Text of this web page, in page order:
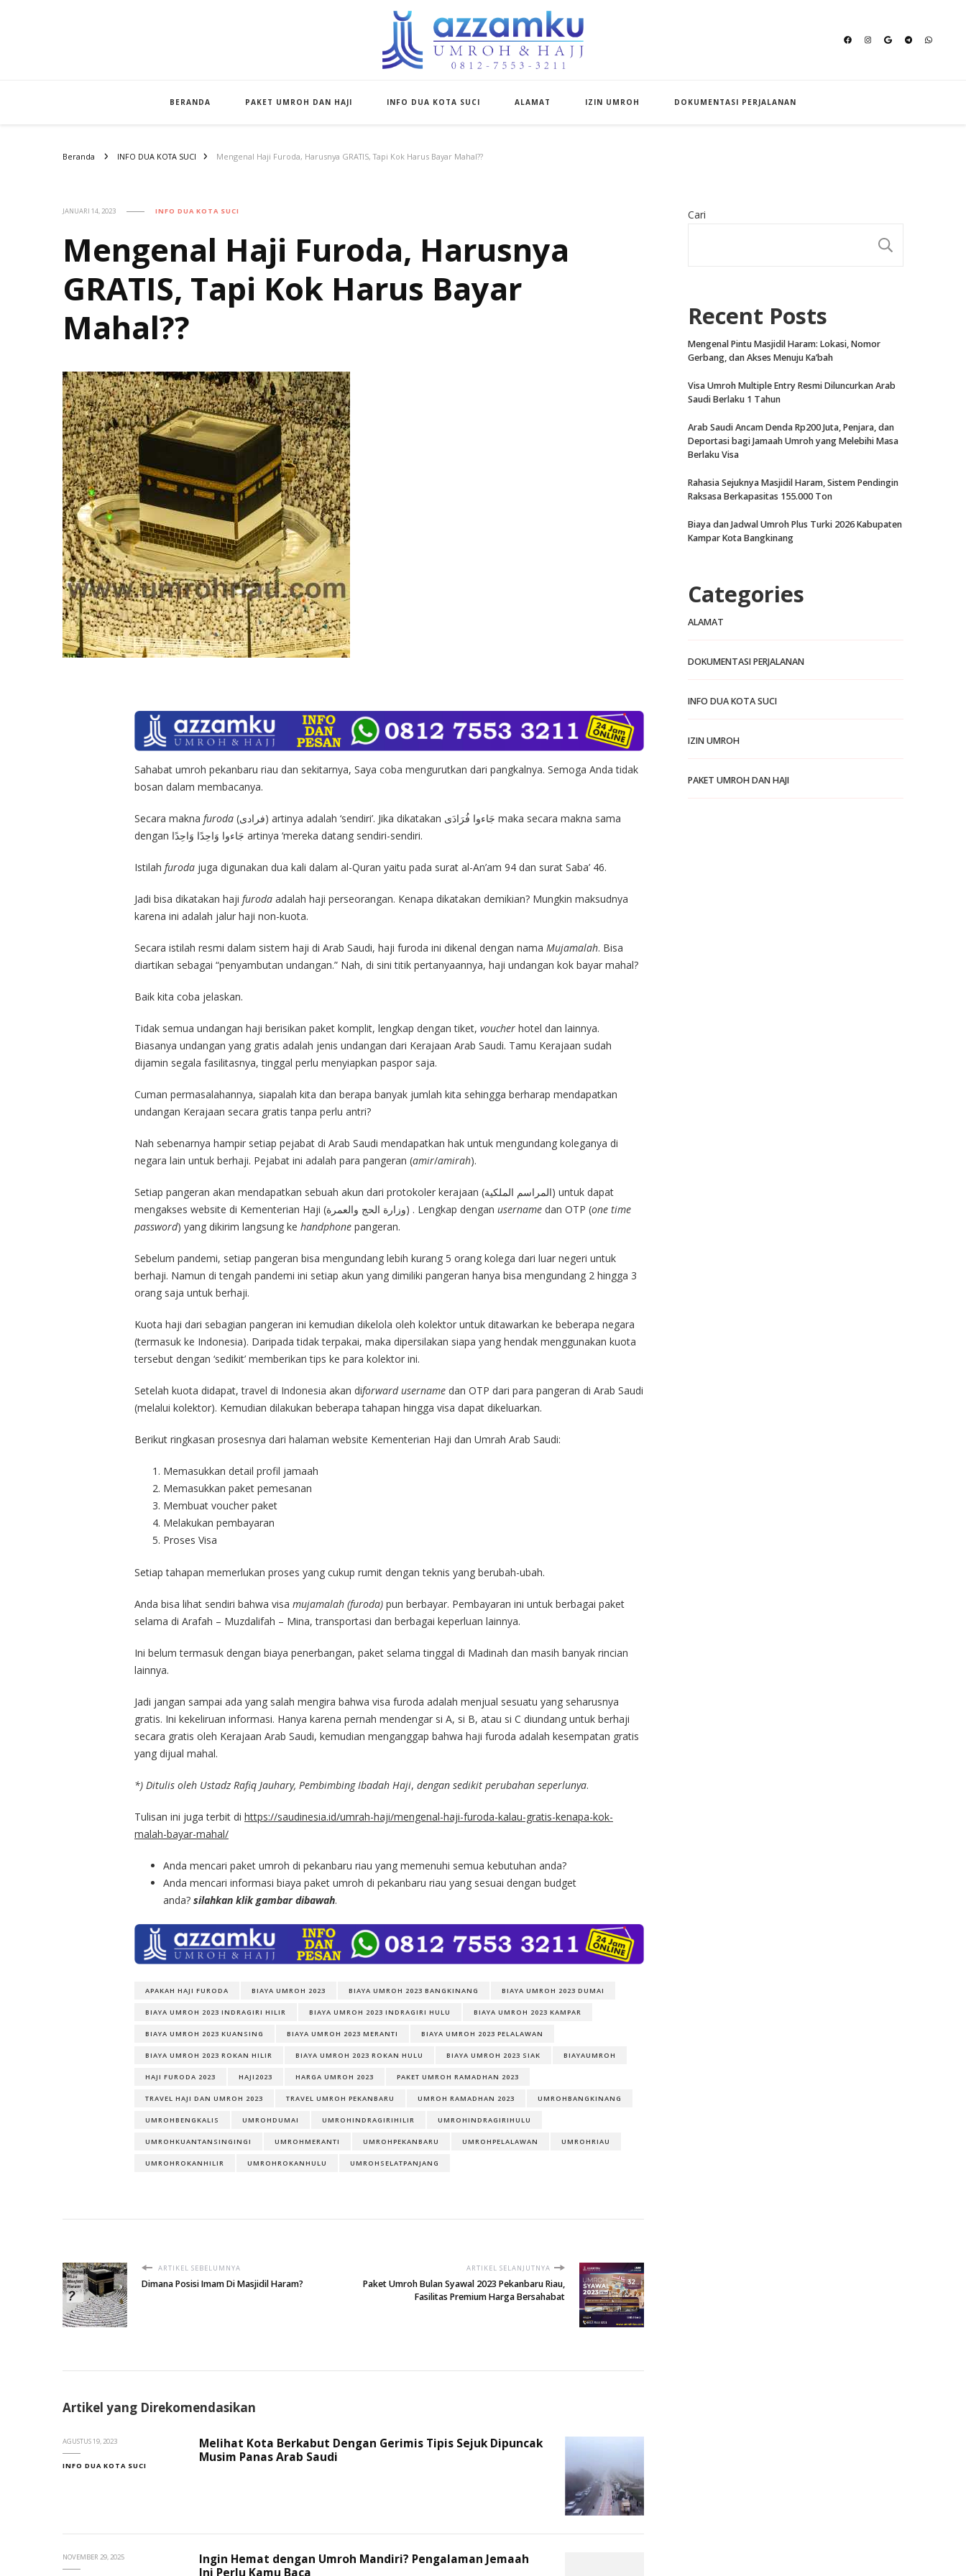
BERANDA PAKET UMROH DAN HAJI INFO DUA KOTA SUCI ALAMAT IZIN UMROH DOKUMENTASI PERJALANAN
Beranda INFO DUA KOTA SUCI Mengenal Haji Furoda, Harusnya GRATIS, Tapi Kok Harus Bayar Mahal??
JANUARI 14, 2023 INFO DUA KOTA SUCI
Mengenal Haji Furoda, Harusnya
GRATIS, Tapi Kok Harus Bayar
Mahal??
Sahabat umroh pekanbaru riau dan sekitarnya, Saya coba mengurutkan dari pangkalnya. Semoga Anda tidak
bosan dalam membacanya.
Secara makna furoda (فرادى) artinya adalah ‘sendiri’. Jika dikatakan جَاءوا فُرَادَى maka secara makna sama
dengan جَاءوا وَاحِدًا وَاحِدًا artinya ‘mereka datang sendiri-sendiri.
Istilah furoda juga digunakan dua kali dalam al-Quran yaitu pada surat al-An’am 94 dan surat Saba’ 46.
Jadi bisa dikatakan haji furoda adalah haji perseorangan. Kenapa dikatakan demikian? Mungkin maksudnya
karena ini adalah jalur haji non-kuota.
Secara istilah resmi dalam sistem haji di Arab Saudi, haji furoda ini dikenal dengan nama Mujamalah. Bisa
diartikan sebagai “penyambutan undangan.” Nah, di sini titik pertanyaannya, haji undangan kok bayar mahal?
Baik kita coba jelaskan.
Tidak semua undangan haji berisikan paket komplit, lengkap dengan tiket, voucher hotel dan lainnya.
Biasanya undangan yang gratis adalah jenis undangan dari Kerajaan Arab Saudi. Tamu Kerajaan sudah
dijamin segala fasilitasnya, tinggal perlu menyiapkan paspor saja.
Cuman permasalahannya, siapalah kita dan berapa banyak jumlah kita sehingga berharap mendapatkan
undangan Kerajaan secara gratis tanpa perlu antri?
Nah sebenarnya hampir setiap pejabat di Arab Saudi mendapatkan hak untuk mengundang koleganya di
negara lain untuk berhaji. Pejabat ini adalah para pangeran (amir/amirah).
Setiap pangeran akan mendapatkan sebuah akun dari protokoler kerajaan (المراسم الملكية) untuk dapat
mengakses website di Kementerian Haji (وزارة الحج والعمرة) . Lengkap dengan username dan OTP (one time
password) yang dikirim langsung ke handphone pangeran.
Sebelum pandemi, setiap pangeran bisa mengundang lebih kurang 5 orang kolega dari luar negeri untuk
berhaji. Namun di tengah pandemi ini setiap akun yang dimiliki pangeran hanya bisa mengundang 2 hingga 3
orang saja untuk berhaji.
Kuota haji dari sebagian pangeran ini kemudian dikelola oleh kolektor untuk ditawarkan ke beberapa negara
(termasuk ke Indonesia). Daripada tidak terpakai, maka dipersilakan siapa yang hendak menggunakan kuota
tersebut dengan ‘sedikit’ memberikan tips ke para kolektor ini.
Setelah kuota didapat, travel di Indonesia akan diforward username dan OTP dari para pangeran di Arab Saudi
(melalui kolektor). Kemudian dilakukan beberapa tahapan hingga visa dapat dikeluarkan.
Berikut ringkasan prosesnya dari halaman website Kementerian Haji dan Umrah Arab Saudi:
Memasukkan detail profil jamaah
Memasukkan paket pemesanan
Membuat voucher paket
Melakukan pembayaran
Proses Visa
Setiap tahapan memerlukan proses yang cukup rumit dengan teknis yang berubah-ubah.
Anda bisa lihat sendiri bahwa visa mujamalah (furoda) pun berbayar. Pembayaran ini untuk berbagai paket
selama di Arafah – Muzdalifah – Mina, transportasi dan berbagai keperluan lainnya.
Ini belum termasuk dengan biaya penerbangan, paket selama tinggal di Madinah dan masih banyak rincian
lainnya.
Jadi jangan sampai ada yang salah mengira bahwa visa furoda adalah menjual sesuatu yang seharusnya
gratis. Ini kekeliruan informasi. Hanya karena pernah mendengar si A, si B, atau si C diundang untuk berhaji
secara gratis oleh Kerajaan Arab Saudi, kemudian menganggap bahwa haji furoda adalah kesempatan gratis
yang dijual mahal.
*) Ditulis oleh Ustadz Rafiq Jauhary, Pembimbing Ibadah Haji, dengan sedikit perubahan seperlunya.
Tulisan ini juga terbit di https://saudinesia.id/umrah-haji/mengenal-haji-furoda-kalau-gratis-kenapa-kok-
malah-bayar-mahal/
Anda mencari paket umroh di pekanbaru riau yang memenuhi semua kebutuhan anda?
Anda mencari informasi biaya paket umroh di pekanbaru riau yang sesuai dengan budget
anda? silahkan klik gambar dibawah.
APAKAH HAJI FURODA BIAYA UMROH 2023 BIAYA UMROH 2023 BANGKINANG BIAYA UMROH 2023 DUMAI
BIAYA UMROH 2023 INDRAGIRI HILIR BIAYA UMROH 2023 INDRAGIRI HULU BIAYA UMROH 2023 KAMPAR
BIAYA UMROH 2023 KUANSING BIAYA UMROH 2023 MERANTI BIAYA UMROH 2023 PELALAWAN
BIAYA UMROH 2023 ROKAN HILIR BIAYA UMROH 2023 ROKAN HULU BIAYA UMROH 2023 SIAK BIAYAUMROH
HAJI FURODA 2023 HAJI2023 HARGA UMROH 2023 PAKET UMROH RAMADHAN 2023
TRAVEL HAJI DAN UMROH 2023 TRAVEL UMROH PEKANBARU UMROH RAMADHAN 2023 UMROHBANGKINANG
UMROHBENGKALIS UMROHDUMAI UMROHINDRAGIRIHILIR UMROHINDRAGIRIHULU
UMROHKUANTANSINGINGI UMROHMERANTI UMROHPEKANBARU UMROHPELALAWAN UMROHRIAU
UMROHROKANHILIR UMROHROKANHULU UMROHSELATPANJANG
ARTIKEL SEBELUMNYA
Dimana Posisi Imam Di Masjidil Haram?
ARTIKEL SELANJUTNYA
Paket Umroh Bulan Syawal 2023 Pekanbaru Riau,
Fasilitas Premium Harga Bersahabat
Artikel yang Direkomendasikan
AGUSTUS 19, 2023
INFO DUA KOTA SUCI
Melihat Kota Berkabut Dengan Gerimis Tipis Sejuk Dipuncak
Musim Panas Arab Saudi
NOVEMBER 29, 2025
Ingin Hemat dengan Umroh Mandiri? Pengalaman Jemaah
Ini Perlu Kamu Baca
Cari
Recent Posts
Mengenal Pintu Masjidil Haram: Lokasi, Nomor
Gerbang, dan Akses Menuju Ka’bah
Visa Umroh Multiple Entry Resmi Diluncurkan Arab
Saudi Berlaku 1 Tahun
Arab Saudi Ancam Denda Rp200 Juta, Penjara, dan
Deportasi bagi Jamaah Umroh yang Melebihi Masa
Berlaku Visa
Rahasia Sejuknya Masjidil Haram, Sistem Pendingin
Raksasa Berkapasitas 155.000 Ton
Biaya dan Jadwal Umroh Plus Turki 2026 Kabupaten
Kampar Kota Bangkinang
Categories
ALAMAT
DOKUMENTASI PERJALANAN
INFO DUA KOTA SUCI
IZIN UMROH
PAKET UMROH DAN HAJI